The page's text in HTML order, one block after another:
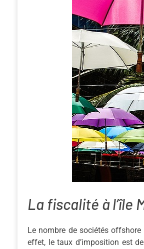
La fiscalité à l’île
Le nombre de sociétés
effet, le taux d’imposition est